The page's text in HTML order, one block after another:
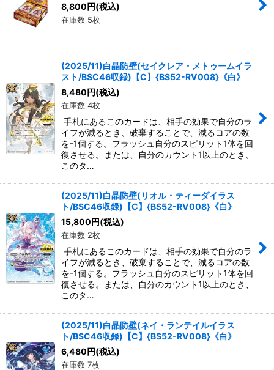
8,800円(税込)
在庫数 5枚
(2025/11)白晶防壁(セイクレア・メトゥームイラ
スト/BSC46収録)【C】{BS52-RV008}《白》
8,480円(税込)
在庫数 4枚
手札にあるこのカードは、相手の効果で自分のラ
イフが減るとき、破棄することで、減るコアの数
を-1個する。フラッシュ自分のスピリット1体を回
復させる。または、自分のカウント1以上のとき、
このタ…
(2025/11)白晶防壁(リオル・ティーダイラス
ト/BSC46収録)【C】{BS52-RV008}《白》
15,800円(税込)
在庫数 2枚
手札にあるこのカードは、相手の効果で自分のラ
イフが減るとき、破棄することで、減るコアの数
を-1個する。フラッシュ自分のスピリット1体を回
復させる。または、自分のカウント1以上のとき、
このタ…
(2025/11)白晶防壁(ネイ・ランテイルイラス
ト/BSC46収録)【C】{BS52-RV008}《白》
6,480円(税込)
在庫数 7枚